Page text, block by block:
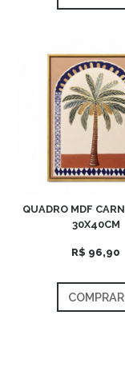
QUADRO MDF
30X40CM
R$ 96,90
COMPRAR